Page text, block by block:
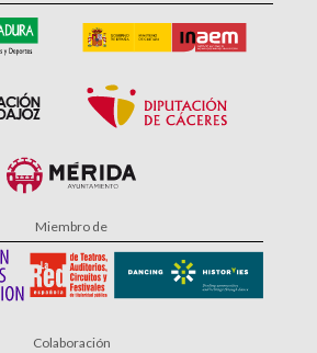
Miembro de
Colaboración